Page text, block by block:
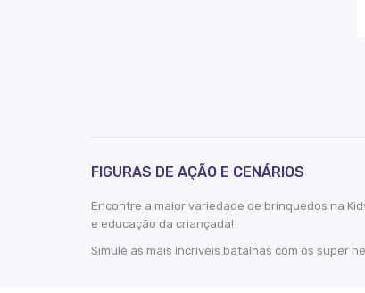
FIGURAS DE AÇÃO E CENÁRIOS
Encontre a maior variedade de brinquedos na
e educação da criançada!
Simule as mais incríveis batalhas com os super